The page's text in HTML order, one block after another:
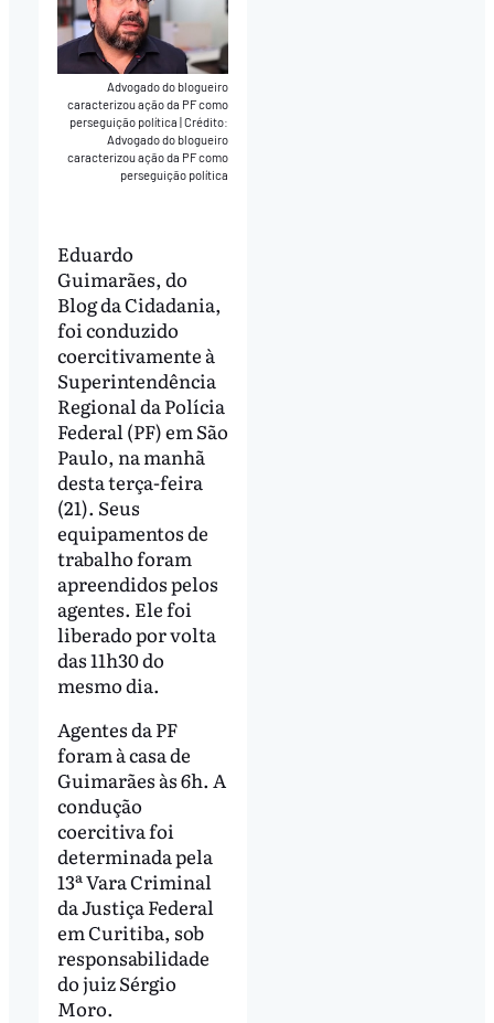
Advogado do blogueiro
caracterizou ação da PF como
perseguição política Crédito:
Advogado do blogueiro
caracterizou ação da PF como
perseguição política
Eduardo
Guimarães, do
Blog da Cidadania,
foi conduzido
coercitivamente à
Superintendência
Regional da Polícia
Federal (PF) em São
Paulo, na manhã
desta terça-feira
(21). Seus
equipamentos de
trabalho foram
apreendidos pelos
agentes. Ele foi
liberado por volta
das 11h30 do
mesmo dia.
Agentes da PF
foram à casa de
Guimarães às 6h. A
condução
coercitiva foi
determinada pela
13ª Vara Criminal
da Justiça Federal
em Curitiba, sob
responsabilidade
do juiz Sérgio
Moro.